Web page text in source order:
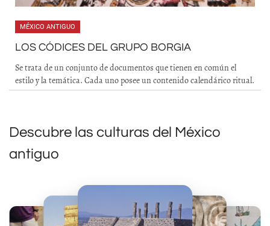
MÉXICO ANTIGUO
LOS CÓDICES DEL GRUPO BORGIA
Se trata de un conjunto de documentos que tienen en común el
estilo y la temática. Cada uno posee un contenido calendárico ritual.
Descubre las culturas del México
antiguo